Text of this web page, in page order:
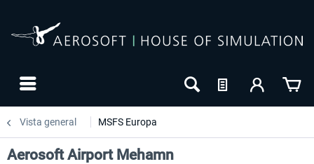
Vista general MSFS Europa
Aerosoft Airport Mehamn